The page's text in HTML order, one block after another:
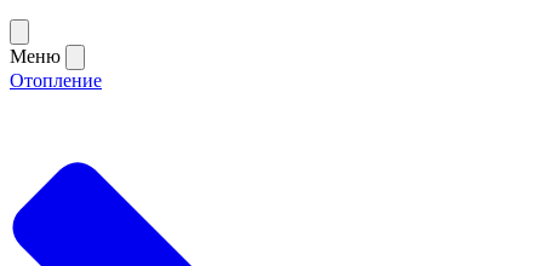
Меню
Отопление